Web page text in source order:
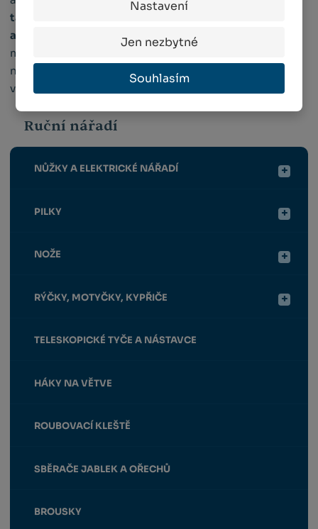
Nastavení
Jen nezbytné
Souhlasím
také jak zajistit zdravý růst pěstovaných plodin
a ochranu proti škůdcům
. Veškeré objednané zboží si
můžete vyzvednout osobně na naší pobočce v Náměšti
nad Oslavou nebo vám je zašleme kurýrní službou až do
vaší firmy.
Ruční nářadí
NŮŽKY A ELEKTRICKÉ NÁŘADÍ
PILKY
NOŽE
RÝČKY, MOTYČKY, KYPŘIČE
TELESKOPICKÉ TYČE A NÁSTAVCE
HÁKY NA VĚTVE
ROUBOVACÍ KLEŠTĚ
SBĚRAČE JABLEK A OŘECHŮ
BROUSKY